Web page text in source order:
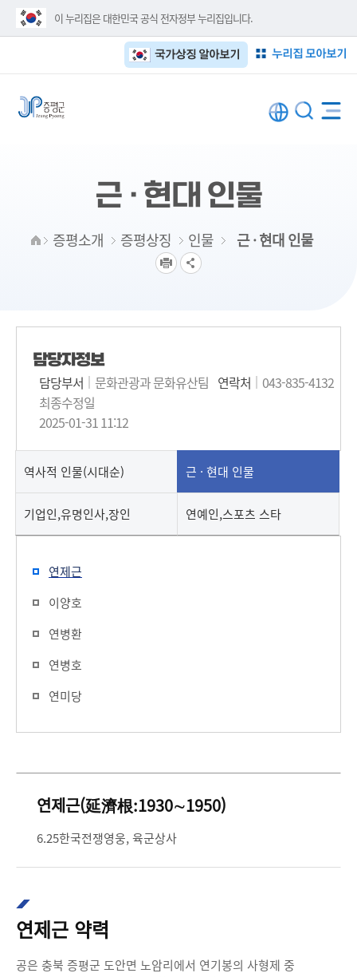
이 누리집은 대한민국 공식 전자정부 누리집입니다.
누리집 모아보기
국가상징 알아보기
근 · 현대 인물
증평소개 증평상징 인물 근 · 현대 인물
담당자정보
담당부서
문화관광과 문화유산팀 연락처
043-835-4132
최종수정일
2025-01-31 11:12
역사적 인물(시대순) 근 · 현대 인물
기업인,유명인사,장인 연예인,스포츠 스타
연제근
이양호
연병환
연병호
연미당
연제근(延濟根:1930∼1950)
6.25한국전쟁영웅, 육군상사
연제근 약력
공은 충북 증평군 도안면 노암리에서 연기봉의 사형제 중